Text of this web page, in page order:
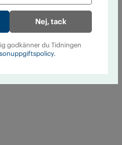
Nej, tack
godkänner du Tidningen